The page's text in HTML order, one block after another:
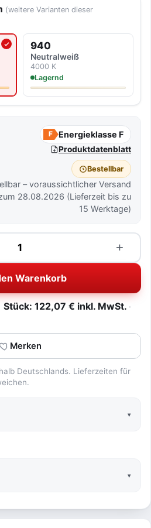
(weitere Varianten dieser
Lichtfarbe
940
Neutralweiß
4000 K
Lagernd
F Energieklasse F
Produktdatenblatt
Bestellbar
– voraussichtlicher Versand
28.08.2026 (Lieferzeit bis zu
15 Werktage)
+
Warenkorb
122,07 € inkl. MwSt.
Merken
Deutschlands. Lieferzeiten für